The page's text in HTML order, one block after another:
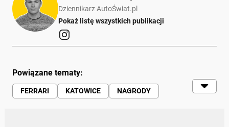
Dziennikarz AutoŚwiat.pl
Pokaż listę wszystkich publikacji
Powiązane tematy:
FERRARI KATOWICE
NAGRODY